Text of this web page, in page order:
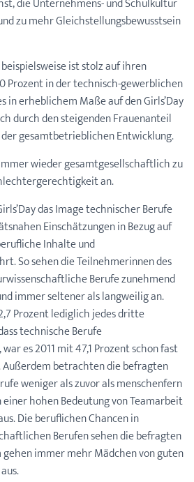
die Unternehmens- und Schulkultur
zu mehr Gleichstellungsbewusstsein
ist stolz auf ihren
Prozent in der technisch-gewerblichen
in erheblichem Maße auf den Girls’Day
durch den steigenden Frauenanteil
gesamtbetrieblichen Entwicklung.
wieder gesamtgesellschaftlich zu
an.
das Image technischer Berufe
Einschätzungen in Bezug auf
Inhalte und
So sehen die Teilnehmerinnen des
Berufe zunehmend
immer seltener als langweilig an.
Prozent lediglich jedes dritte
technische Berufe
es 2011 mit 47,1 Prozent schon fast
betrachten die befragten
weniger als zuvor als menschenfern
hohen Bedeutung von Teamarbeit
Die beruflichen Chancen in
Berufen sehen die befragten
gehen immer mehr Mädchen von guten